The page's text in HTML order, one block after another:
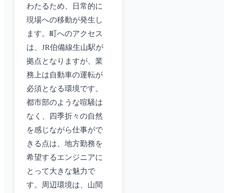
わたるため、日常的に
現場への移動が発生し
ます。町へのアクセス
は、JR伯備線生山駅が
拠点となりますが、業
務上は自動車の運転が
必須となる環境です。
都市部のような喧騒は
なく、四季折々の自然
を感じながら仕事がで
きる点は、地方勤務を
希望するエンジニアに
とって大きな魅力で
す。周辺環境は、山間